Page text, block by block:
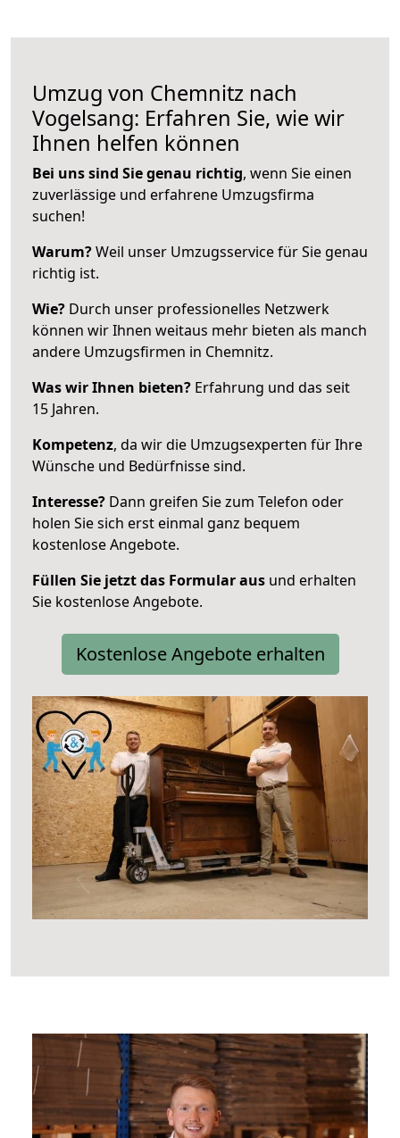
Umzug von Chemnitz nach
Vogelsang: Erfahren Sie, wie wir
Ihnen helfen können
Bei uns sind Sie genau richtig, wenn Sie einen
zuverlässige und erfahrene Umzugsfirma
suchen!
Warum?Weil unser Umzugsservice für Sie genau
richtig ist.
Wie? Durch unser professionelles Netzwerk
können wir Ihnen weitaus mehr bieten als manch
andere Umzugsfirmen in Chemnitz.
Was wir Ihnen bieten? Erfahrung und das seit
15 Jahren.
Kompetenz, da wir die Umzugsexperten für Ihre
Wünsche und Bedürfnisse sind.
Interesse? Dann greifen Sie zum Telefon oder
holen Sie sich erst einmal ganz bequem
kostenlose Angebote.
Füllen Sie jetzt das Formular aus und erhalten
Sie kostenlose Angebote.
Kostenlose Angebote erhalten